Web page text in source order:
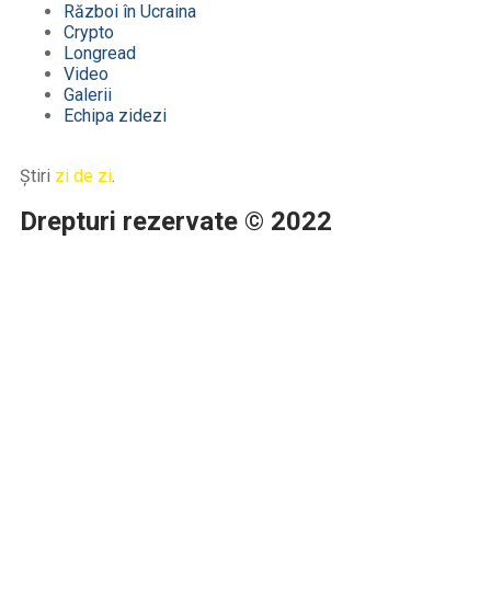
Război în Ucraina
Crypto
Longread
Video
Galerii
Echipa zidezi
Știri zi de zi.
Drepturi rezervate © 2022